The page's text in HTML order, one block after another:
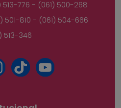
513-776 - (061) 500-268
501-810 - (061) 504-666
513-346